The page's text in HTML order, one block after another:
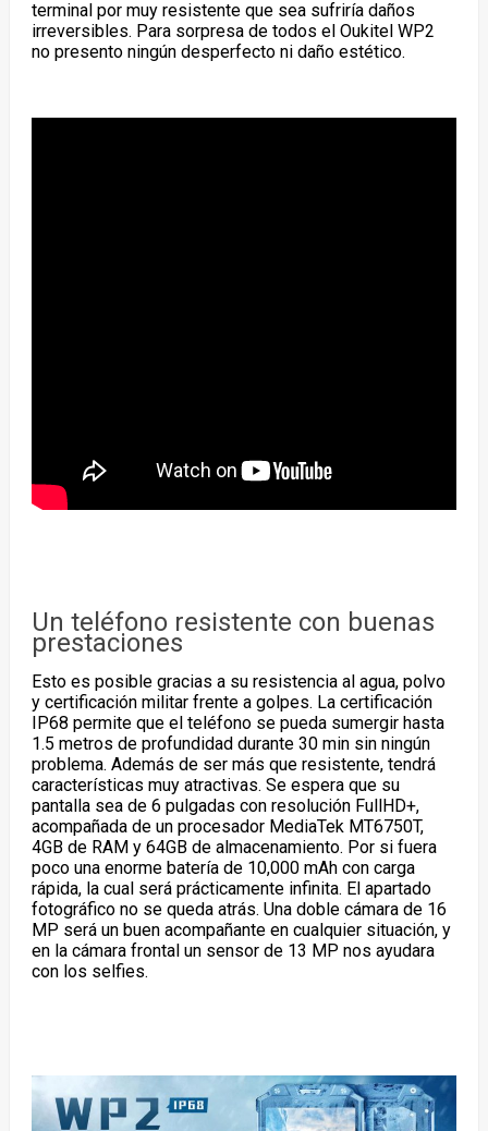
terminal por muy resistente que sea sufriría daños
irreversibles. Para sorpresa de todos el Oukitel WP2
no presento ningún desperfecto ni daño estético.
Un teléfono resistente con buenas
prestaciones
Esto es posible gracias a su resistencia al agua, polvo
y certificación militar frente a golpes. La certificación
IP68 permite que el teléfono se pueda sumergir hasta
1.5 metros de profundidad durante 30 min sin ningún
problema. Además de ser más que resistente, tendrá
características muy atractivas. Se espera que su
pantalla sea de 6 pulgadas con resolución FullHD+,
acompañada de un procesador MediaTek MT6750T,
4GB de RAM y 64GB de almacenamiento. Por si fuera
poco una enorme batería de 10,000 mAh con carga
rápida, la cual será prácticamente infinita. El apartado
fotográfico no se queda atrás. Una doble cámara de 16
MP será un buen acompañante en cualquier situación, y
en la cámara frontal un sensor de 13 MP nos ayudara
con los selfies.